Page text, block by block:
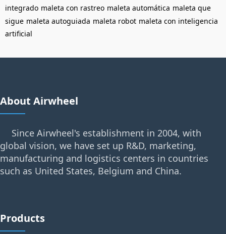
integrado maleta con rastreo maleta automática maleta que
sigue maleta autoguiada maleta robot maleta con inteligencia
artificial
About Airwheel
Since Airwheel's establishment in 2004, with
global vision, we have set up R&D, marketing,
manufacturing and logistics centers in countries
such as United States, Belgium and China.
Products